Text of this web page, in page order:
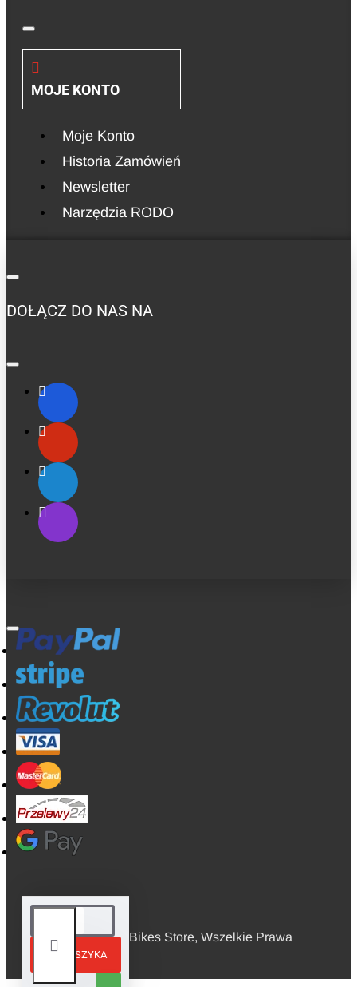
DO KOSZYKA
MOJE KONTO
Moje Konto
Historia Zamówień
Newsletter
Narzędzia RODO
DOŁĄCZ DO NAS NA
© 2026, Mini Bikes Store, Wszelkie Prawa
Zastrzeżone